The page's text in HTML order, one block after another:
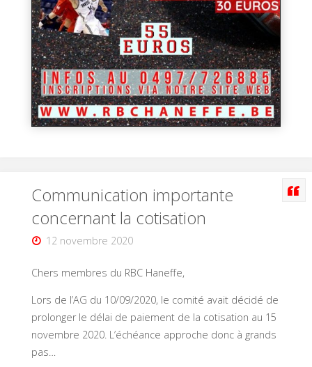
Communication importante
concernant la cotisation
12 novembre 2020
Chers membres du RBC Haneffe,
Lors de l’AG du 10/09/2020, le comité avait décidé de
prolonger le délai de paiement de la cotisation au 15
novembre 2020. L’échéance approche donc à grands
pas…